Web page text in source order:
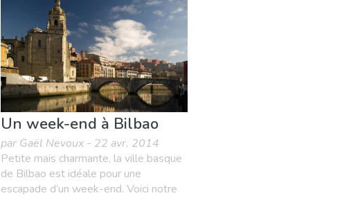
Un week-end à Bilbao
par Gaël Nevoux - 22 avr. 2014
Petite mais charmante, la ville basque
de Bilbao est idéale pour une
escapade d’un week-end. Voici notre